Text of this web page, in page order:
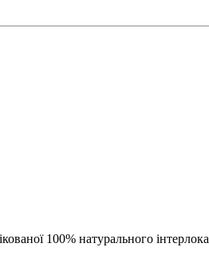
100% натурального інтерлока